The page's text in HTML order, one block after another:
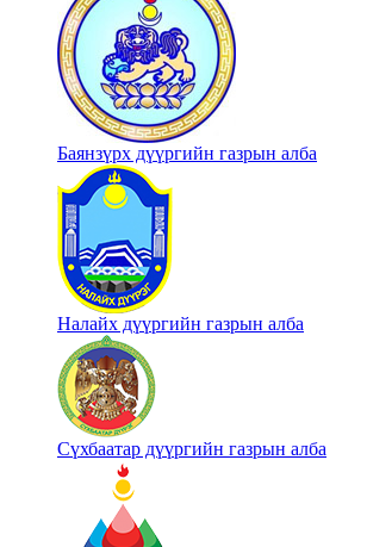
Баянзүрх дүүргийн газрын алба
Налайх дүүргийн газрын алба
Сүхбаатар дүүргийн газрын алба